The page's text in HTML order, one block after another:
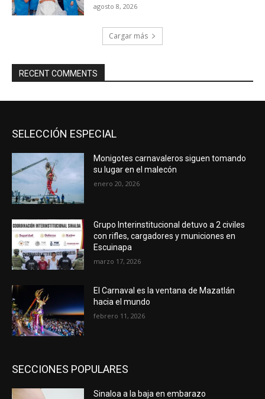
agosto 8, 2026
Cargar más
RECENT COMMENTS
SELECCIÓN ESPECIAL
Monigotes carnavaleros siguen tomando
su lugar en el malecón
enero 20, 2026
Grupo Interinstitucional detuvo a 2 civiles
con rifles, cargadores y municiones en
Escuinapa
marzo 17, 2026
El Carnaval es la ventana de Mazatlán
hacia el mundo
febrero 11, 2026
SECCIONES POPULARES
Sinaloa a la baja en embarazo